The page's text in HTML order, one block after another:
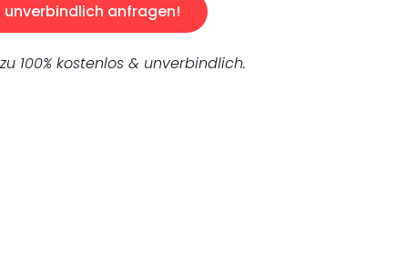
unverbindlich anfragen!
100% kostenlos & unverbindlich.